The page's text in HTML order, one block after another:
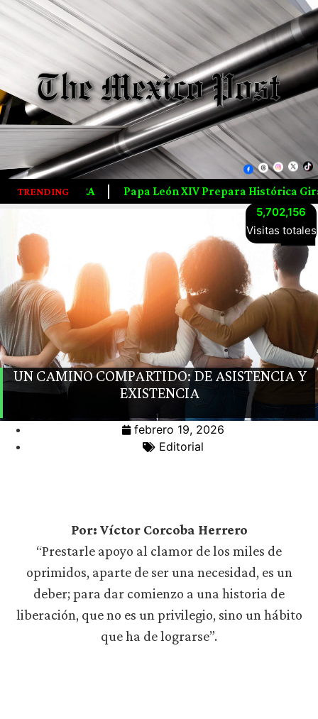
Visitas totales
5,702,156
TRENDING
XIV Prepara Histórica Gira Por Latinoamérica;
UN CAMINO COMPARTIDO: DE ASISTENCIA Y
EXISTENCIA
febrero 19, 2026
Editorial
Por: Víctor Corcoba Herrero
“Prestarle apoyo al clamor de los miles de
oprimidos, aparte de ser una necesidad, es un
deber; para dar comienzo a una historia de
liberación, que no es un privilegio, sino un hábito
que ha de lograrse”.